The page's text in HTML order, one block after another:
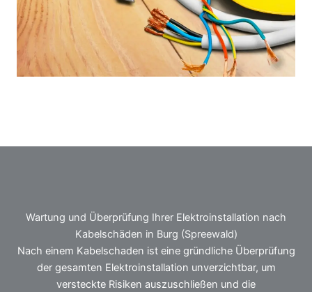
Wartung und Überprüfung Ihrer Elektroinstallation nach
Kabelschäden in Burg (Spreewald)
Nach einem Kabelschaden ist eine gründliche Überprüfung
der gesamten Elektroinstallation unverzichtbar, um
versteckte Risiken auszuschließen und die